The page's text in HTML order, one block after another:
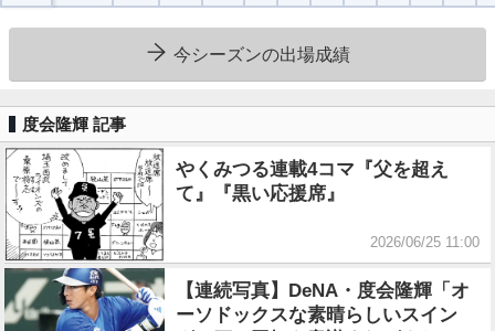
今シーズンの出場成績
度会隆輝 記事
やくみつる連載4コマ『父を超え
て』『黒い応援席』
2026/06/25 11:00
【連続写真】DeNA・度会隆輝「オ
ーソドックスな素晴らしいスイン